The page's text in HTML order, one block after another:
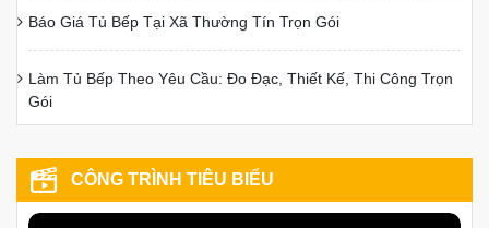
Báo Giá Tủ Bếp Tại Xã Thường Tín Trọn Gói
Làm Tủ Bếp Theo Yêu Cầu: Đo Đạc, Thiết Kế, Thi Công Trọn
Gói
CÔNG TRÌNH TIÊU BIỂU